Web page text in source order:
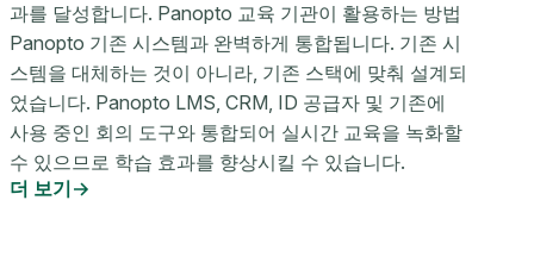
과를 달성합니다. Panopto 교육 기관이 활용하는 방법
Panopto 기존 시스템과 완벽하게 통합됩니다. 기존 시
스템을 대체하는 것이 아니라, 기존 스택에 맞춰 설계되
었습니다. Panopto LMS, CRM, ID 공급자 및 기존에
사용 중인 회의 도구와 통합되어 실시간 교육을 녹화할
수 있으므로 학습 효과를 향상시킬 수 있습니다.
더 보기